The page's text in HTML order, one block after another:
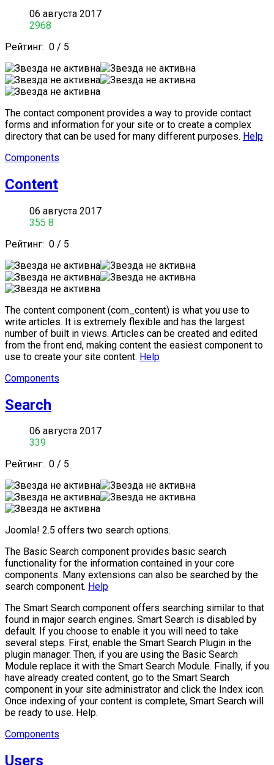
06 августа 2017
2968
Рейтинг: 0 / 5
The contact component provides a way to provide contact
forms and information for your site or to create a complex
directory that can be used for many different purposes. Help
Components
Content
06 августа 2017
355 8
Рейтинг: 0 / 5
The content component (com_content) is what you use to
write articles. It is extremely flexible and has the largest
number of built in views. Articles can be created and edited
from the front end, making content the easiest component to
use to create your site content. Help
Components
Search
06 августа 2017
339
Рейтинг: 0 / 5
Joomla! 2.5 offers two search options.
The Basic Search component provides basic search
functionality for the information contained in your core
components. Many extensions can also be searched by the
search component. Help
The Smart Search component offers searching similar to that
found in major search engines. Smart Search is disabled by
default. If you choose to enable it you will need to take
several steps. First, enable the Smart Search Plugin in the
plugin manager. Then, if you are using the Basic Search
Module replace it with the Smart Search Module. Finally, if you
have already created content, go to the Smart Search
component in your site administrator and click the Index icon.
Once indexing of your content is complete, Smart Search will
be ready to use. Help.
Components
Users